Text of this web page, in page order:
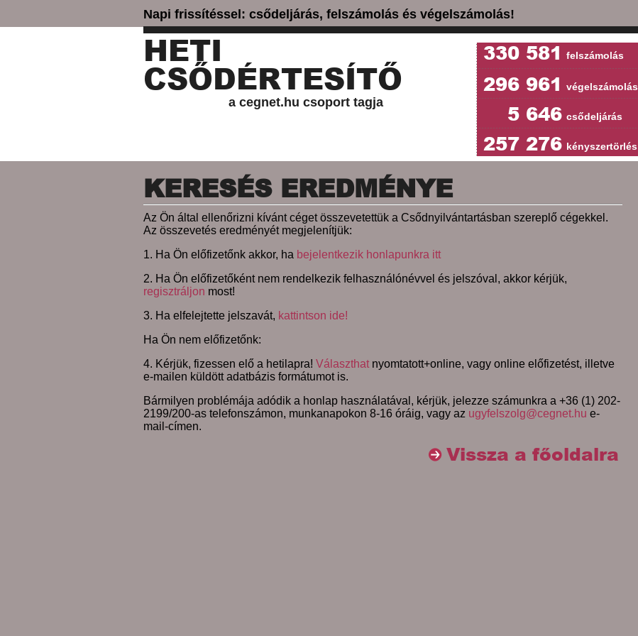
Napi frissítéssel: csődeljárás, felszámolás és végelszámolás!
HETI
CSŐDÉRTESÍTŐ
a cegnet.hu csoport tagja
330 581 felszámolás
296 961 végelszámolás
5 646 csődeljárás
257 276 kényszertörlés
KERESÉS EREDMÉNYE
Az Ön által ellenőrizni kívánt céget összevetettük a Csődnyilvántartásban szereplő cégekkel.
Az összevetés eredményét megjelenítjük:
1. Ha Ön előfizetőnk akkor, ha bejelentkezik honlapunkra itt
2. Ha Ön előfizetőként nem rendelkezik felhasználónévvel és jelszóval, akkor kérjük,
regisztráljon most!
3. Ha elfelejtette jelszavát, kattintson ide!
Ha Ön nem előfizetőnk:
4. Kérjük, fizessen elő a hetilapra! Választhat nyomtatott+online, vagy online előfizetést, illetve
e-mailen küldött adatbázis formátumot is.
Bármilyen problémája adódik a honlap használatával, kérjük, jelezze számunkra a +36 (1) 202-
2199/200-as telefonszámon, munkanapokon 8-16 óráig, vagy az ugyfelszolg@cegnet.hu e-
mail-címen.
Vissza a főoldalra